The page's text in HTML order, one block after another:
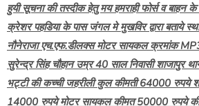
हुयी सूचना की तस्दीक हेतु मय हमराही फोर्स व बाहन के
क्रेशर पहडिया के पास जंगल मे मुखविर द्वारा बताये
नौनेराजा एच.एफ.डीलक्स मोटर सायकल क्रमांक
सुरेन्द्र सिंह चौहान उम्र 40 साल निवासी शाजापुर
भट्टी की कच्ची जहरीली कुल कीमती 64000 रुपये
14000 रुपये मोटर सायकल कीमत 50000 रुपये